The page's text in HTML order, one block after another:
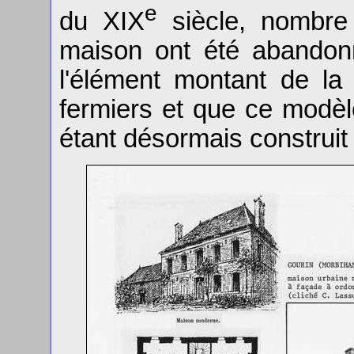
du XIXe
siècle,
maison ont été
l'élément montant de
fermiers et que ce
étant désormais